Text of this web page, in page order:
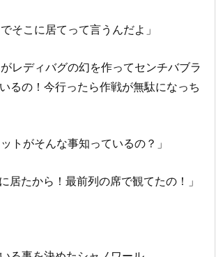
そこに居てって言うんだよ」
がレディバグの幻を作ってセンチバブラ
るの！今行ったら作戦が無駄になっち
トがそんな事知っているの？」
居たから！最前列の席で観てたの！」